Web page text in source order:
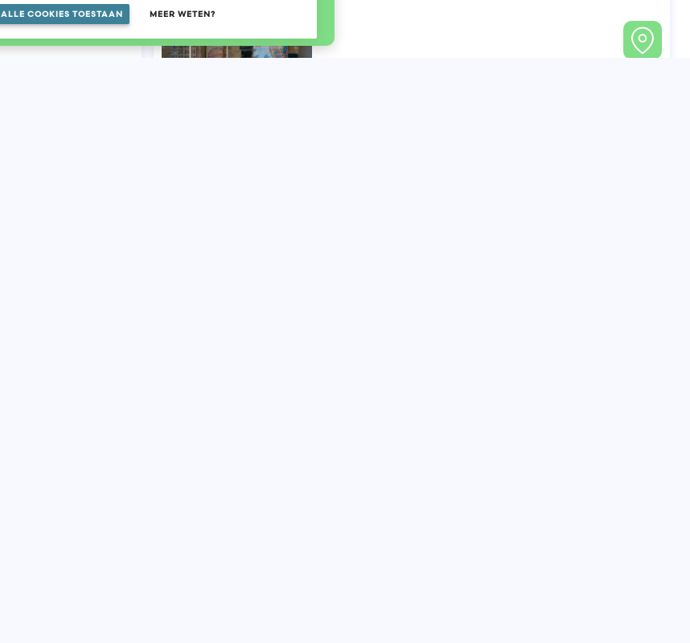
LOKALISEREN OP DE KAART
ALLE COOKIES TOESTAAN MEER WETEN?